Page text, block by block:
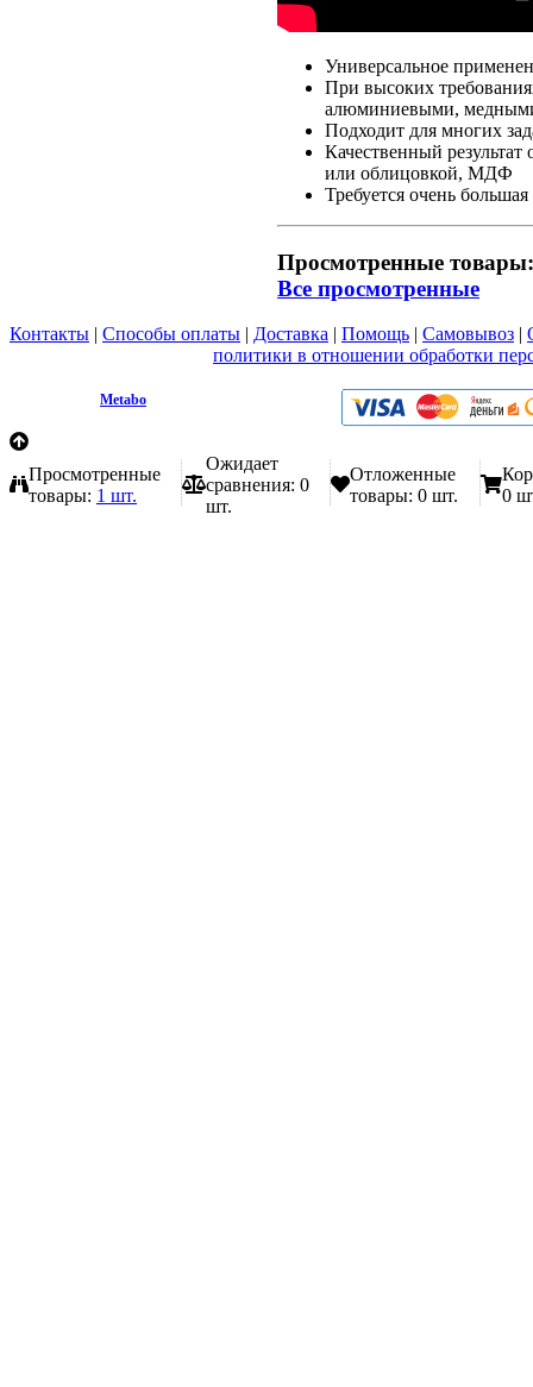
Универсальное
При высоких
алюминиевыми,
Подходит для многих
Качественный
или облицовкой, МДФ
Требуется очень
Просмотренные товары:
Все просмотренные
Контакты | Способы оплаты | Доставка | Помощь | Самовывоз |
политики в отношении обработки
Metabo
Просмотренные
товары: 1 шт.
Ожидает
сравнения: 0
шт.
Отложенные
товары: 0 шт.
0